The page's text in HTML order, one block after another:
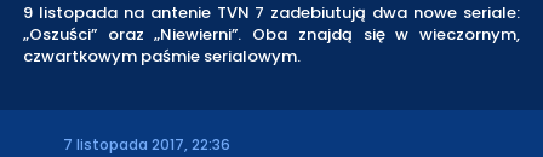
9 listopada na antenie TVN 7 zadebiutują dwa nowe seriale:
„Oszuści” oraz „Niewierni”. Oba znajdą się w wieczornym,
czwartkowym paśmie serialowym.
7 listopada 2017, 22:36